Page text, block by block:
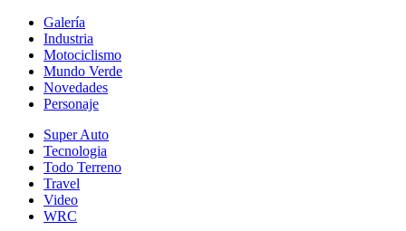
Galería
Industria
Motociclismo
Mundo Verde
Novedades
Personaje
Super Auto
Tecnologia
Todo Terreno
Travel
Video
WRC